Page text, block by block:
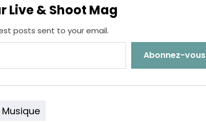
Live & Shoot Mag
posts sent to your email.
Abonnez-vous
Musique